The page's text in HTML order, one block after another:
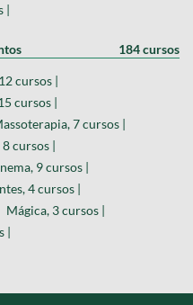
|
184 cursos
cursos |
cursos |
7 cursos |
cursos |
9 cursos |
4 cursos |
Mágica, 3 cursos |
|